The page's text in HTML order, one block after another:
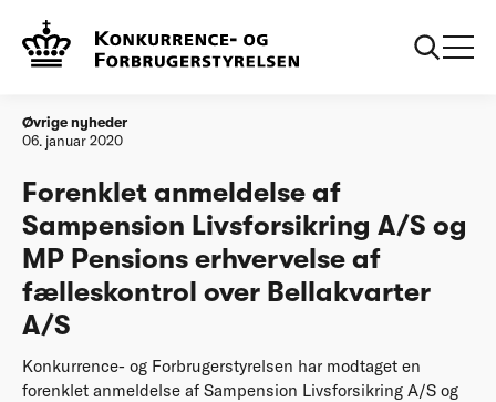
Forside
MP Pensions erhvervelse af fælleskontrol over Bellakvarter
A/S
Øvrige nyheder
06. januar 2020
Forenklet anmeldelse af
Sampension Livsforsikring A/S og
MP Pensions erhvervelse af
fælleskontrol over Bellakvarter
A/S
Konkurrence- og Forbrugerstyrelsen har modtaget en
forenklet anmeldelse af Sampension Livsforsikring A/S og